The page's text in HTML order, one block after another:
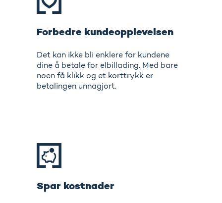
Forbedre kundeopplevelsen
Det kan ikke bli enklere for kundene
dine å betale for elbillading. Med bare
noen få klikk og et korttrykk er
betalingen unnagjort.
Spar kostnader